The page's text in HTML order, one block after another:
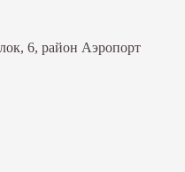
6, район Аэропорт